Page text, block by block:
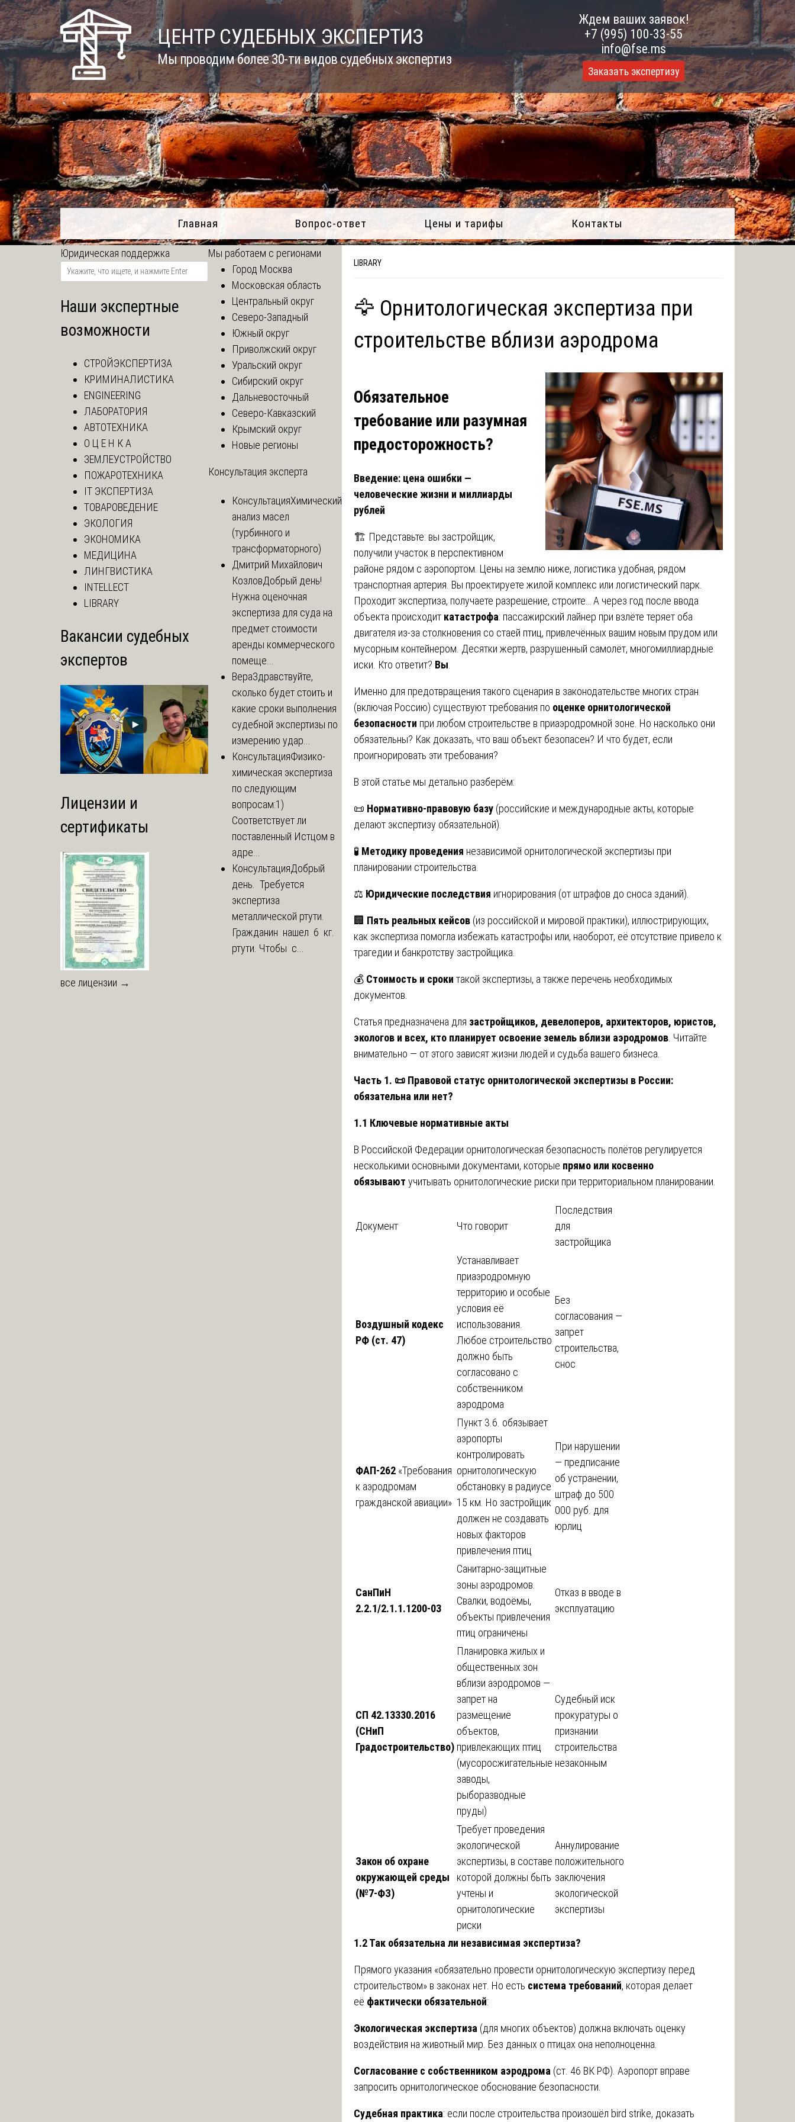
Skip
to
content
ЦЕНТР СУДЕБНЫХ ЭКСПЕРТИЗ
Мы проводим более 30-ти видов судебных экспертиз
Ждем ваших заявок!
+7 (995) 100-33-55
info@fse.ms
Заказать экспертизу
Главная Вопрос-ответ Цены и тарифы Контакты
LIBRARY
🦅 Орнитологическая экспертиза при
строительстве вблизи аэродрома
Обязательное
требование или разумная
предосторожность?
Введение: цена ошибки —
человеческие жизни и миллиарды
рублей
🏗️ Представьте: вы застройщик,
получили участок в перспективном
районе рядом с аэропортом. Цены на землю ниже, логистика удобная, рядом
транспортная артерия. Вы проектируете жилой комплекс или логистический парк.
Проходит экспертиза, получаете разрешение, строите… А через год после ввода
объекта происходит катастрофа: пассажирский лайнер при взлёте теряет оба
двигателя из-за столкновения со стаей птиц, привлечённых вашим новым прудом или
мусорным контейнером. Десятки жертв, разрушенный самолёт, многомиллиардные
иски. Кто ответит? Вы
Именно для предотвращения такого сценария в законодательстве многих стран
(включая Россию) существуют требования по оценке орнитологической
безопасности при любом строительстве в приаэродромной зоне. Но насколько они
обязательны? Как доказать, что ваш объект безопасен? И что будет, если
проигнорировать эти требования?
В этой статье мы детально разберём:
📜 Нормативно-правовую базу (российские и международные акты, которые
делают экспертизу обязательной).
🧪 Методику проведения независимой орнитологической экспертизы при
планировании строительства.
⚖️ Юридические последствия игнорирования (от штрафов до сноса зданий).
🏢 Пять реальных кейсов (из российской и мировой практики), иллюстрирующих,
как экспертиза помогла избежать катастрофы или, наоборот, её отсутствие привело к
трагедии и банкротству застройщика.
💰 Стоимость и сроки такой экспертизы, а также перечень необходимых
документов.
Статья предназначена для застройщиков, девелоперов, архитекторов, юристов,
экологов и всех, кто планирует освоение земель вблизи аэродромов . Читайте
внимательно — от этого зависят жизни людей и судьба вашего бизнеса.
Часть 1. 📜 Правовой статус орнитологической экспертизы в России:
обязательна или нет?
1.1 Ключевые нормативные акты
В Российской Федерации орнитологическая безопасность полётов регулируется
несколькими основными документами, которые прямо или косвенно
обязывают учитывать орнитологические риски при территориальном планировании.
Документ Что говорит
Последствия
для
застройщика
Воздушный кодекс
РФ (ст. 47)
Устанавливает
приаэродромную
территорию и особые
условия её
использования.
Любое строительство
должно быть
согласовано с
собственником
аэродрома
Без
согласования —
запрет
строительства,
снос
ФАП-262 «Требования
к аэродромам
гражданской авиации»
Пункт 3.6. обязывает
аэропорты
контролировать
орнитологическую
обстановку в радиусе
15 км. Но застройщик
должен не создавать
новых факторов
привлечения птиц
При нарушении
— предписание
об устранении,
штраф до 500
000 руб. для
юрлиц
СанПиН
2.2.1/2.1.1.1200-03
Санитарно-защитные
зоны аэродромов.
Свалки, водоёмы,
объекты привлечения
птиц ограничены
Отказ в вводе в
эксплуатацию
СП 42.13330.2016
(СНиП
Градостроительство)
Планировка жилых и
общественных зон
вблизи аэродромов —
запрет на
размещение
объектов,
привлекающих птиц
(мусоросжигательные
заводы,
рыборазводные
пруды)
Судебный иск
прокуратуры о
признании
строительства
незаконным
Закон об охране
окружающей среды
(№7-ФЗ)
Требует проведения
экологической
экспертизы, в составе
которой должны быть
учтены и
орнитологические
риски
Аннулирование
положительного
заключения
экологической
экспертизы
1.2 Так обязательна ли независимая экспертиза?
Прямого указания «обязательно провести орнитологическую экспертизу перед
строительством» в законах нет. Но есть система требований, которая делает
её фактически обязательной:
Экологическая экспертиза (для многих объектов) должна включать оценку
воздействия на животный мир. Без данных о птицах она неполноценна.
Согласование с собственником аэродрома (ст. 46 ВК РФ). Аэропорт вправе
запросить орнитологическое обоснование безопасности.
Судебная практика: если после строительства произошёл bird strike, доказать
Юридическая поддержка
Наши экспертные
возможности
СТРОЙЭКСПЕРТИЗА
КРИМИНАЛИСТИКА
ENGINEERING
ЛАБОРАТОРИЯ
АВТОТЕХНИКА
О Ц Е Н К А
ЗЕМЛЕУСТРОЙСТВО
ПОЖАРОТЕХНИКА
IT ЭКСПЕРТИЗА
ТОВАРОВЕДЕНИЕ
ЭКОЛОГИЯ
ЭКОНОМИКА
МЕДИЦИНА
ЛИНГВИСТИКА
INTELLECT
LIBRARY
Вакансии судебных
экспертов
Лицензии и
сертификаты
все лицензии →
Мы работаем с регионами
Город Москва
Московская область
Центральный округ
Северо-Западный
Южный округ
Приволжский округ
Уральский округ
Сибирский округ
Дальневосточный
Северо-Кавказский
Крымский округ
Новые регионы
Консультация эксперта
КонсультацияХимический
анализ масел
(турбинного и
трансформаторного)
Дмитрий Михайлович
КозловДобрый день!
Нужна оценочная
экспертиза для суда на
предмет стоимости
аренды коммерческого
помеще...
ВераЗдравствуйте,
сколько будет стоить и
какие сроки выполнения
судебной экспертизы по
измерению удар...
КонсультацияФизико-
химическая экспертиза
по следующим
вопросам:1)
Соответствует ли
поставленный Истцом в
адре...
КонсультацияДобрый
день. Требуется
экспертиза
металлической ртути.
Гражданин нашел 6 кг.
ртути. Чтобы с...